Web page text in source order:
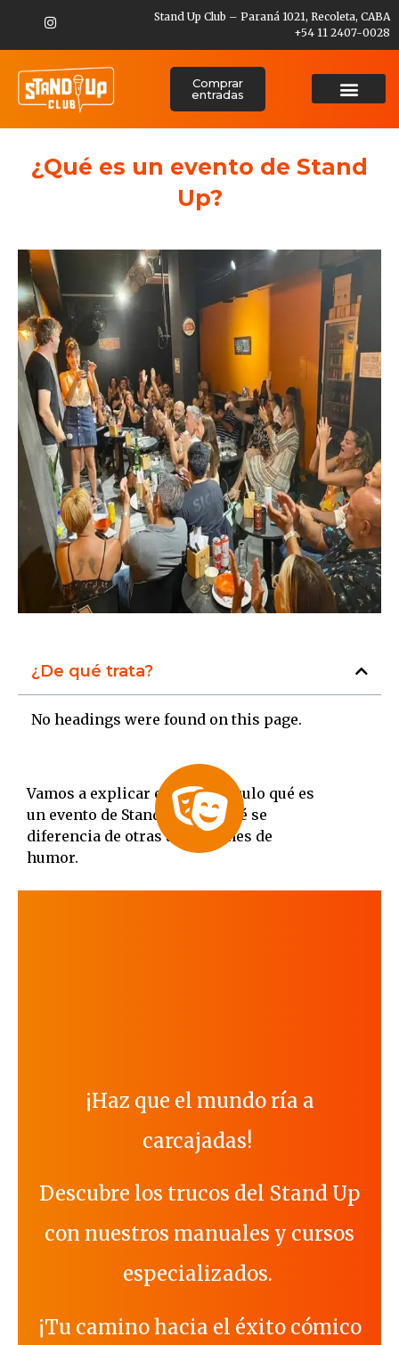
Stand Up Club – Paraná 1021, Recoleta, CABA
+54 11 2407-0028
Comprar
entradas
¿Qué es un evento de Stand
Up?
¿De qué trata?
No headings were found on this page.
Vamos a explicar en este artículo qué es
un evento de Stand Up y en qué se
diferencia de otras actuaciones de
humor.
¡Haz que el mundo ría a
carcajadas!
Descubre los trucos del Stand Up
con nuestros manuales y cursos
especializados.
¡Tu camino hacia el éxito cómico